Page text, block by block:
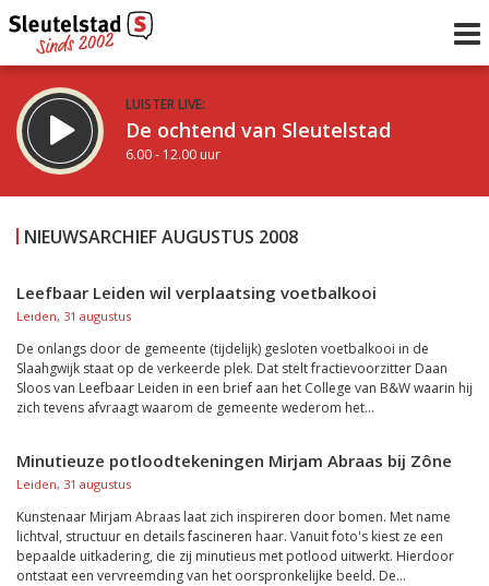
LUISTER LIVE:
De ochtend van Sleutelstad
6.00 - 12.00 uur
De middag van Sleutelstad
Inklappen
NIEUWSARCHIEF AUGUSTUS 2008
Leefbaar Leiden wil verplaatsing voetbalkooi
Leiden, 31 augustus
De onlangs door de gemeente (tijdelijk) gesloten voetbalkooi in de
Slaahgwijk staat op de verkeerde plek. Dat stelt fractievoorzitter Daan
Sloos van Leefbaar Leiden in een brief aan het College van B&W waarin hij
zich tevens afvraagt waarom de gemeente wederom het...
Minutieuze potloodtekeningen Mirjam Abraas bij Zône
Leiden, 31 augustus
Kunstenaar Mirjam Abraas laat zich inspireren door bomen. Met name
lichtval, structuur en details fascineren haar. Vanuit foto's kiest ze een
bepaalde uitkadering, die zij minutieus met potlood uitwerkt. Hierdoor
ontstaat een vervreemding van het oorspronkelijke beeld. De...